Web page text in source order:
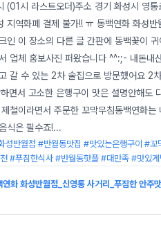
(01시 라스트오더)주소 경기 화성시
지역화폐 결제 불가!! ㅠ 동백연화 화성
인 이 장소의 다른 글 간판에 동백꽃이
업체 홍보사진 퍼왔습니다 ^^:;- 내돈
갈 수 있는 2차 술집으로 방문했어요 2
면서 고소한 은행구이 맛은 설명안해도
철이라면서 주문한 꼬막무침동백연화
식은 필수죠!...
성반월점 #반월동맛집 #맛있는은행구이 #
#푸짐한식사 #반월동핫플 #대만족 #맛있
연화 화성반월점_신영통 사거리_푸짐한 안주